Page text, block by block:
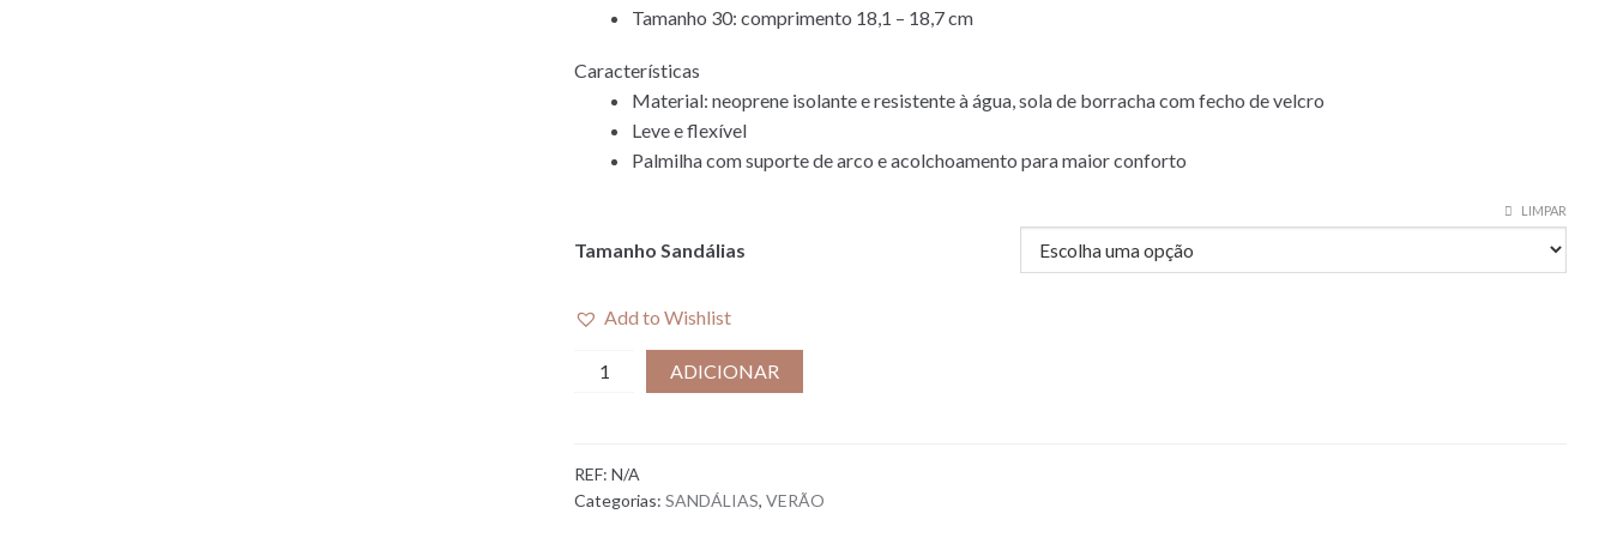
Tamanho 30: comprimento 18,1 – 18,7 cm
Características
Material: neoprene isolante e resistente à água, sola de borracha com fecho de velcro
Leve e flexível
Palmilha com suporte de arco e acolchoamento para maior conforto
Tamanho Sandálias
LIMPAR
Add to Wishlist
Quantidade
ÁGUA
I
ADICIONAR
REF: N/A
Categorias: SANDÁLIAS, VERÃO